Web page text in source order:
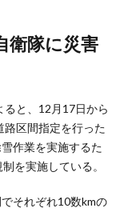
と、12月17日から
区間指定を行った
作業を実施するた
を実施している。
それぞれ10数kmの